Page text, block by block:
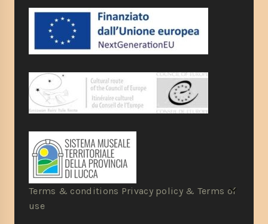
Terms & conditions Privacy policy & Terms of
use